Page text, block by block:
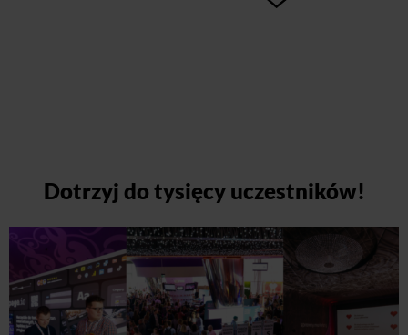
Dotrzyj do tysięcy uczestników!